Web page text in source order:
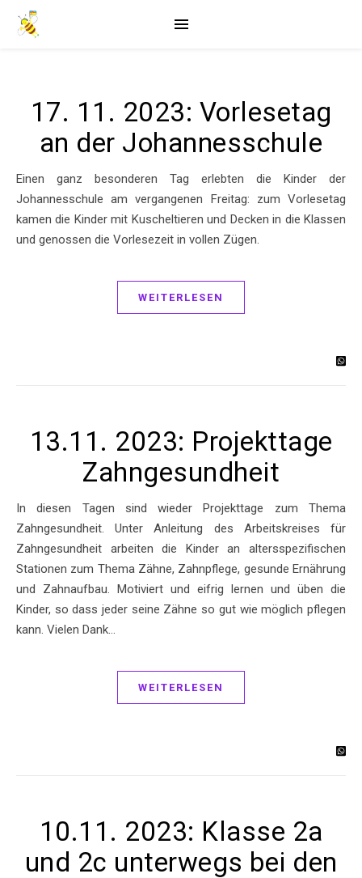
17. 11. 2023: Vorlesetag
an der Johannesschule
Einen ganz besonderen Tag erlebten die Kinder der
Johannesschule am vergangenen Freitag: zum Vorlesetag
kamen die Kinder mit Kuscheltieren und Decken in die Klassen
und genossen die Vorlesezeit in vollen Zügen.
WEITERLESEN
13.11. 2023: Projekttage
Zahngesundheit
In diesen Tagen sind wieder Projekttage zum Thema
Zahngesundheit. Unter Anleitung des Arbeitskreises für
Zahngesundheit arbeiten die Kinder an altersspezifischen
Stationen zum Thema Zähne, Zahnpflege, gesunde Ernährung
und Zahnaufbau. Motiviert und eifrig lernen und üben die
Kinder, so dass jeder seine Zähne so gut wie möglich pflegen
kann. Vielen Dank…
WEITERLESEN
10.11. 2023: Klasse 2a
und 2c unterwegs bei den